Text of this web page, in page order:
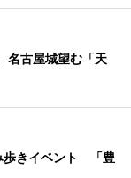
名古屋城望む「天
歩きイベント 「豊